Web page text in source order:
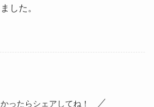
した。
ったらシェアしてね！